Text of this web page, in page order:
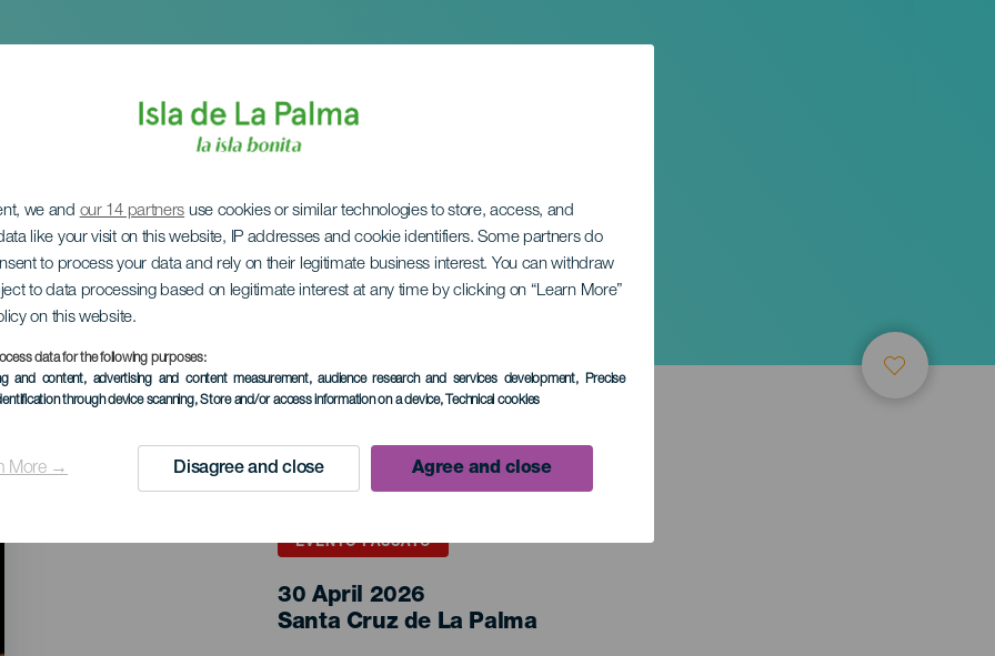
we and our 14 partners use cookies or similar technologies to store, access, and
like your visit on this website, IP addresses and cookie identifiers. Some partners do
to process your data and rely on their legitimate business interest. You can withdraw
to data processing based on legitimate interest at any time by clicking on “Learn More”
on this website.
data for the following purposes:
and content, advertising and content measurement, audience research and services development, Precise
through device scanning, Store and/or access information on a device, Technical cookies
More → Disagree and close Agree and close
in concerto
EVENTO PASSATO
30 April 2026
Localidad
Santa Cruz de La Palma